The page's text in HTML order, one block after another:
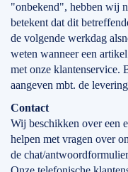
"onbekend", hebben wij
betekent dat dit
de volgende werkdag
weten wanneer een
met onze
aangeven mbt. de
Contact
Wij beschikken over een
helpen met vragen over
de chat/